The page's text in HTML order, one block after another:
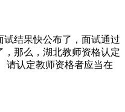
试结果快公布了，面试通过
那么，湖北教师资格认定
请认定教师资格者应当在